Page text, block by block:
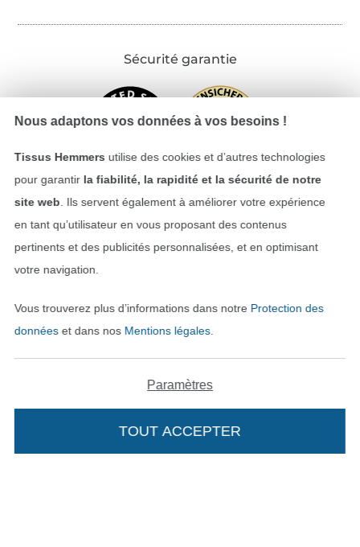
Sécurité garantie
Payer avec
Nos partenaires logistiques
Nous adaptons vos données à vos besoins !
Tissus Hemmers utilise des cookies et d’autres technologies
pour garantir la fiabilité, la rapidité et la sécurité de notre
site web . Ils servent également à améliorer votre expérience
en tant qu’utilisateur en vous proposant des contenus
pertinents et des publicités personnalisées, et en optimisant
votre navigation.
Vous trouverez plus d’informations dans notre Protection des
donnéeset dans nos Mentions légales.
Paramètres
TOUT ACCEPTER